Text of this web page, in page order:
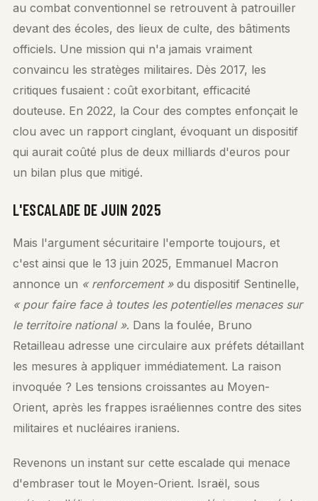
au combat conventionnel se retrouvent à patrouiller
devant des écoles, des lieux de culte, des bâtiments
officiels. Une mission qui n'a jamais vraiment
convaincu les stratèges militaires. Dès 2017, les
critiques fusaient : coût exorbitant, efficacité
douteuse. En 2022, la Cour des comptes enfonçait le
clou avec un rapport cinglant, évoquant un dispositif
qui aurait coûté plus de deux milliards d'euros pour
un bilan plus que mitigé.
L'ESCALADE DE JUIN 2025
Mais l'argument sécuritaire l'emporte toujours, et
c'est ainsi que le 13 juin 2025, Emmanuel Macron
annonce un « renforcement » du dispositif Sentinelle,
« pour faire face à toutes les potentielles menaces sur
le territoire national ». Dans la foulée, Bruno
Retailleau adresse une circulaire aux préfets détaillant
les mesures à appliquer immédiatement. La raison
invoquée ? Les tensions croissantes au Moyen-
Orient, après les frappes israéliennes contre des sites
militaires et nucléaires iraniens.
Revenons un instant sur cette escalade qui menace
d'embraser tout le Moyen-Orient. Israël, sous